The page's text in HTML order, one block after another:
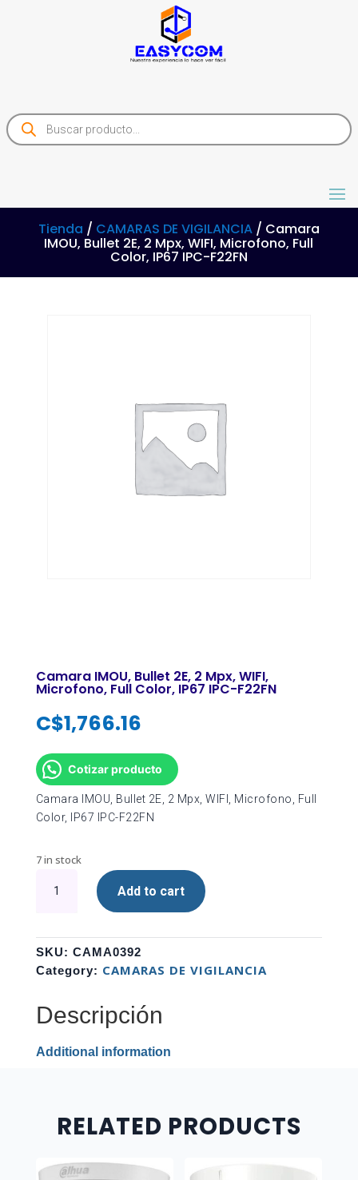
Products
search
Tienda / CAMARAS DE VIGILANCIA/ Camara
IMOU, Bullet 2E, 2 Mpx, WIFI, Microfono, Full
Color, IP67 IPC-F22FN
Camara IMOU, Bullet 2E, 2 Mpx, WIFI,
Microfono, Full Color, IP67 IPC-F22FN
C$1,766.16
Cotizar producto
Camara IMOU, Bullet 2E, 2 Mpx, WIFI, Microfono, Full
Color, IP67 IPC-F22FN
7 in stock
IMOU,
2
Mpx,
Microfono,
Full
IP67
quantity
Add to cart
SKU: CAMA0392
Category: CAMARAS DE VIGILANCIA
Descripción
Additional information
RELATED PRODUCTS